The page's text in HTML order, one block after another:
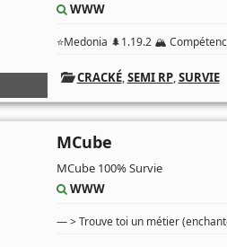
WWW
⭐Medonia 🌲1.19.2 🏔️
CRACKÉ,SEMI RP,SURVIE
MCube
MCube 100% Survie
WWW
— > Trouve toi un métier